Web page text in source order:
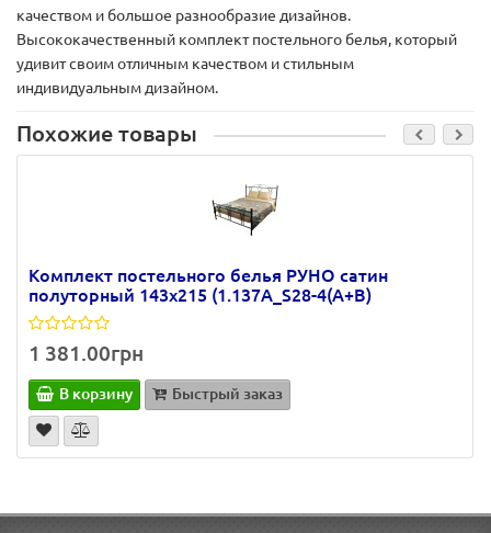
качеством и большое разнообразие дизайнов.
Высококачественный комплект постельного белья, который
удивит своим отличным качеством и стильным
индивидуальным дизайном.
Похожие товары
Комплект постельного белья РУНО сатин
полуторный 143х215 (1.137А_S28-4(A+B)
1 381.00грн
В корзину Быстрый заказ